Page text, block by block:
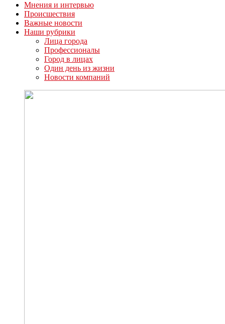
Мнения и интервью
Происшествия
Важные новости
Наши рубрики
Лица города
Профессионалы
Город в лицах
Один день из жизни
Новости компаний